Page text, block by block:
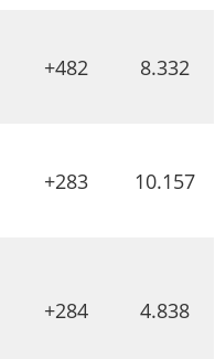
+482 8.332
+283 10.157
+284 4.838